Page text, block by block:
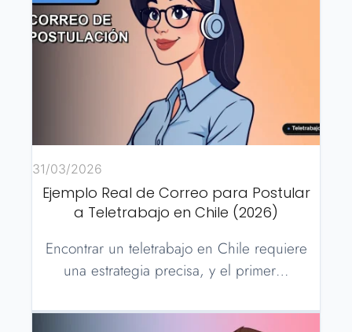
31/03/2026
Ejemplo Real de Correo para Postular
a Teletrabajo en Chile (2026)
Encontrar un teletrabajo en Chile requiere
una estrategia precisa, y el primer…